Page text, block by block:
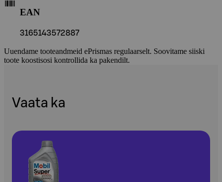
EAN
3165143572887
Uuendame tooteandmeid ePrismas regulaarselt. Soovitame siiski
toote koostisosi kontrollida ka pakendilt.
Vaata ka